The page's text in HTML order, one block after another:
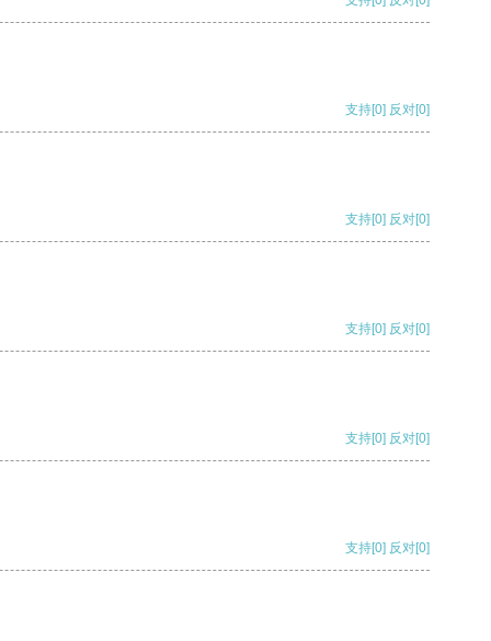
支持[0] 反对[0]
支持[0] 反对[0]
支持[0] 反对[0]
支持[0] 反对[0]
支持[0] 反对[0]